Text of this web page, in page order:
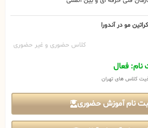
مو در آندورا
کلاس حضوری و غیر حضوری
فعال
کلاس های تهران
نام آموزش حضوری